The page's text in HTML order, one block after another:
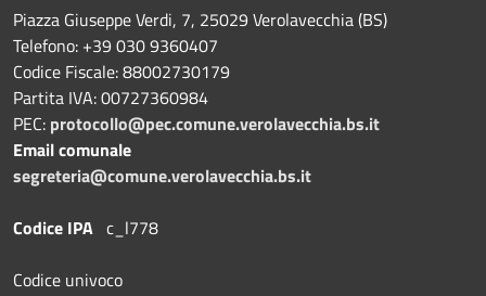
Piazza Giuseppe Verdi, 7, 25029 Verolavecchia (BS)
Telefono: +39 030 9360407
Codice Fiscale: 88002730179
Partita IVA: 00727360984
PEC: protocollo@pec.comune.verolavecchia.bs.it
Email comunale
segreteria@comune.verolavecchia.bs.it
Codice IPA c_l778
Codice univoco